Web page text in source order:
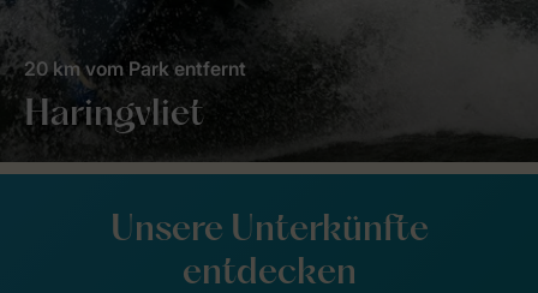
Haringvliet
20 km vom Park entfernt
Unsere Unterkünfte
entdecken